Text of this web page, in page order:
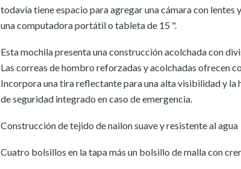
todavía tiene espacio para agregar una cámara con
una computadora portátil o tableta de 15 ".
Esta mochila presenta una construcción acolchada con
Las correas de hombro reforzadas y acolchadas ofrecen
Incorpora una tira reflectante para una alta visibilidad y la
de seguridad integrado en caso de emergencia.
Construcción de tejido de nailon suave y resistente al agua
Cuatro bolsillos en la tapa más un bolsillo de malla con